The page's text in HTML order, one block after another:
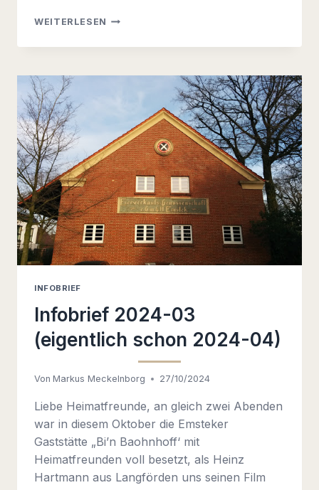
WEITERLESEN INFORMATION
NR.
INFOBRIEF
Infobrief 2024-03
(eigentlich schon 2024-04)
Von Markus Meckelnborg 27/10/2024
Liebe Heimatfreunde, an gleich zwei Abenden
war in diesem Oktober die Emsteker
Gaststätte „Bi’n Baohnhoff‘ mit
Heimatfreunden voll besetzt, als Heinz
Hartmann aus Langförden uns seinen Film